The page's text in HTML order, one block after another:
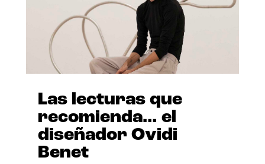
Las lecturas que
recomienda… el
diseñador Ovidi
Benet